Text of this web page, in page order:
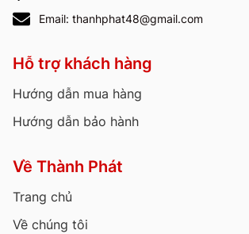
Email: thanhphat48@gmail.com
Hỗ trợ khách hàng
Hướng dẫn mua hàng
Hướng dẫn bảo hành
Về Thành Phát
Trang chủ
Về chúng tôi